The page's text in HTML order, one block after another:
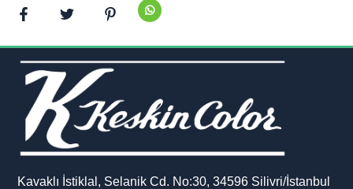
Kavaklı İstiklal, Selanik Cd. No:30, 34596 Silivri/İstanbul